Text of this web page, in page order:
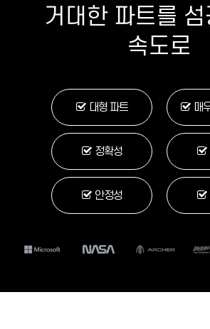
거대한 파트를
속도로
대형 파트 매
정확성
안정성